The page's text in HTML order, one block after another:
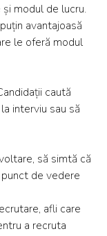
modul de lucru.
avantajoasă
le oferă modul
caută
interviu sau să
să simtă că
de vedere
afli care
a recruta